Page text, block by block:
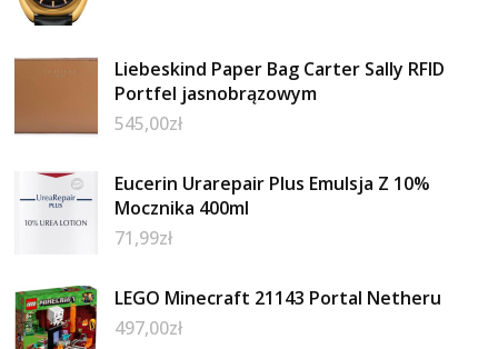
Liebeskind Paper Bag Carter Sally RFID
Portfel jasnobrązowym
545,00zł
Eucerin Urarepair Plus Emulsja Z 10%
Mocznika 400ml
71,99zł
LEGO Minecraft 21143 Portal Netheru
497,00zł